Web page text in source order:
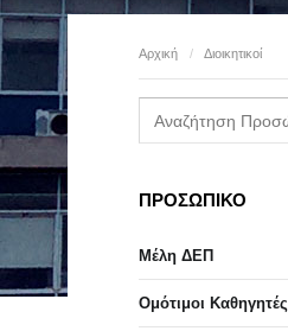
Αρχική / Διοικητικοί
ΠΡΟΣΩΠΙΚΟ
Μέλη ΔΕΠ
Ομότιμοι Καθηγητές